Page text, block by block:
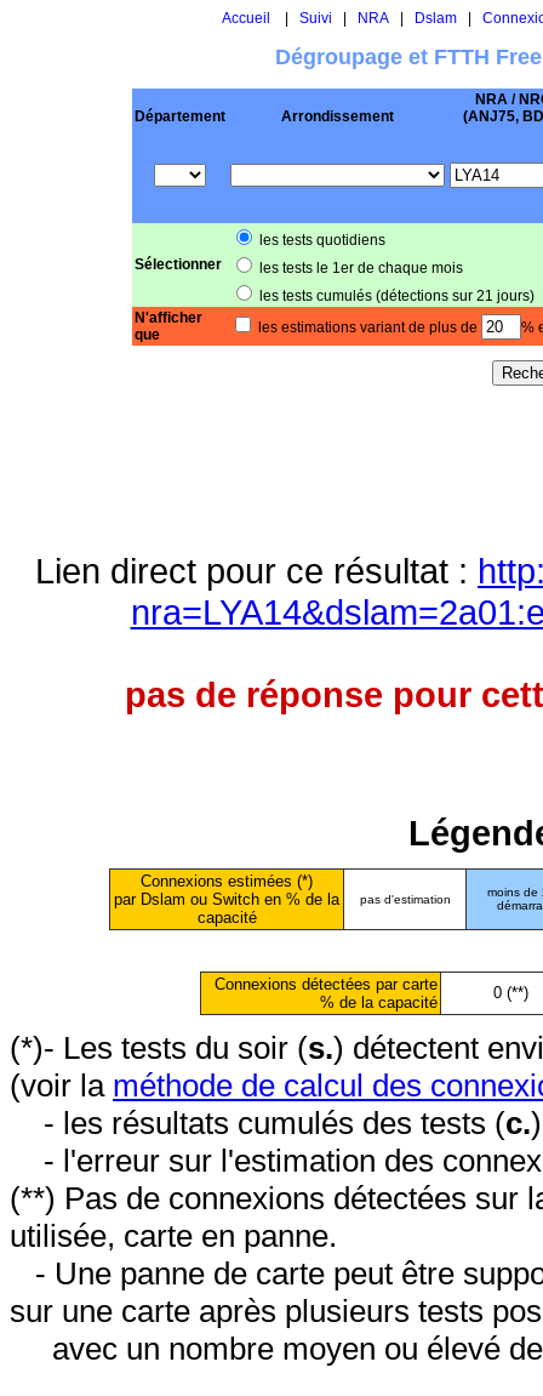
Accueil Suivi NRA| Dslam|
Dégroupage et FTTH
Département Arrondissement
NRA /
(ANJ75,
Sélectionner
les tests quotidiens
les tests le 1er de chaque mois
les tests cumulés (détections sur 21 jours)
N'afficher
que
les estimations variant de plus de %
Lien direct pour ce résultat :
pas de réponse pour
Connexions estimées (*)
par Dslam ou Switch en % de la
capacité
pas d'estimation
moins de
Connexions détectées par carte
% de la capacité
0 (**)
(*)- Les tests du soir (s.) détectent
(voir la méthode de calcul des
- les résultats cumulés des tests (c.
- l'erreur sur l'estimation des
(**) Pas de connexions détectées sur
utilisée, carte en panne.
- Une panne de carte peut être
sur une carte après plusieurs tests
avec un nombre moyen ou élevé